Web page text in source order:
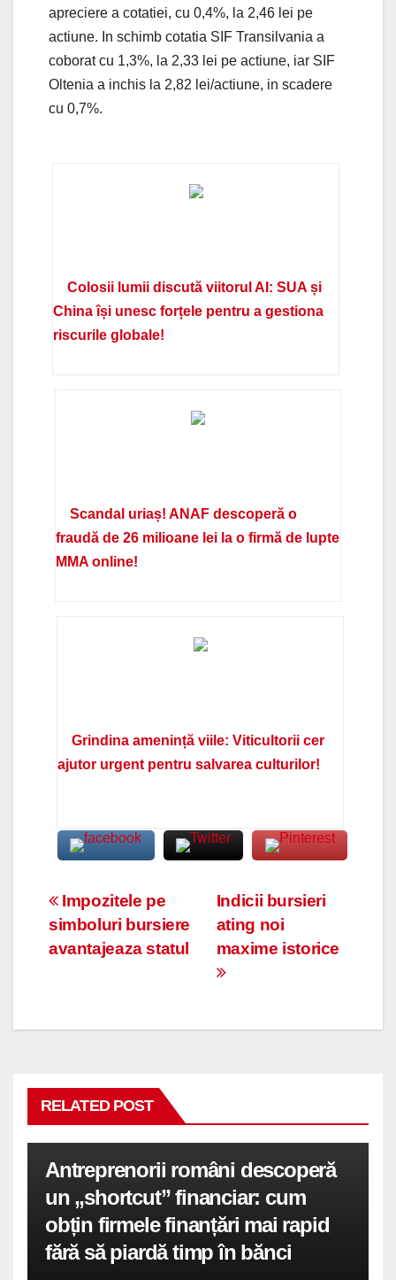
apreciere a cotatiei, cu 0,4%, la 2,46 lei pe
actiune. In schimb cotatia SIF Transilvania a
coborat cu 1,3%, la 2,33 lei pe actiune, iar SIF
Oltenia a inchis la 2,82 lei/actiune, in scadere
cu 0,7%.
Colosii lumii discută viitorul AI: SUA și
China își unesc forțele pentru a gestiona
riscurile globale!
Scandal uriaș! ANAF descoperă o
fraudă de 26 milioane lei la o firmă de lupte
MMA online!
Grindina amenință viile: Viticultorii cer
ajutor urgent pentru salvarea culturilor!
Navigare
în
Indicii bursieri
ating noi
maxime istorice
Impozitele pe
simboluri bursiere
avantajeaza statul
RELATED POST
Antreprenorii români descoperă
un „shortcut” financiar: cum
obțin firmele finanțări mai rapid
fără să piardă timp în bănci